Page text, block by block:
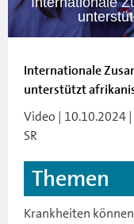
Internationale
unterstützt
Video | 10.10.2024
SR
Themen
Krankheiten